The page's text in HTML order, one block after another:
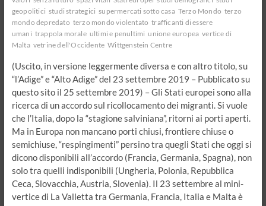
geopolitici studi strategici supermercati sotto casa Terzo Mondo terzo
mondo depredato terzo mondo violentato trafficanti di essere
umani trappola morale ultimi e penultimi unione europea vertice di
Malta vetrine dell'Occidente Wittgenstein Centre
(Uscito, in versione leggermente diversa e con altro titolo, su
“l’Adige” e “Alto Adige” del 23 settembre 2019 – Pubblicato su
questo sito il 25 settembre 2019) – Gli Stati europei sono alla
ricerca di un accordo sul ricollocamento dei migranti. Si vuole
che l’Italia, dopo la “stagione salviniana”, ritorni ai porti aperti.
Ma in Europa non mancano porti chiusi, frontiere chiuse o
semichiuse, “respingimenti” persino tra quegli Stati che oggi si
dicono disponibili all’accordo (Francia, Germania, Spagna), non
solo tra quelli indisponibili (Ungheria, Polonia, Repubblica
Ceca, Slovacchia, Austria, Slovenia). Il 23 settembre al mini-
vertice di La Valletta tra Germania, Francia, Italia e Malta è